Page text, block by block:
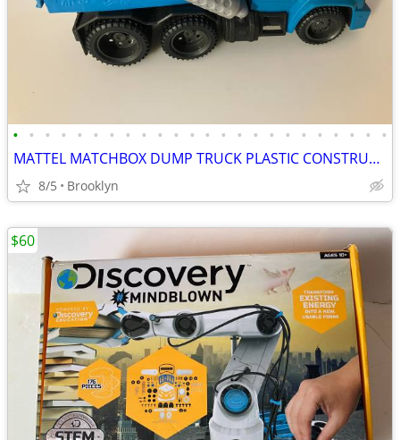
• • • • • • • • • • • • • • • • • • • • • • • •
MATTEL MATCHBOX DUMP TRUCK PLASTIC CONSTRUCTION VEHICLE KIDS J4769
8/5 Brooklyn
$60